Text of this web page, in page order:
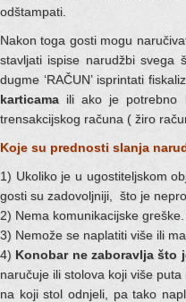
odštampati.
Nakon toga gosti mogu
stavljati ispise narudžbi svega
dugme ‘RAČUN’ isprintati
karticama ili ako je potrebno
trensakcijskog računa ( žiro
Koje su prednosti slanja
1) Ukoliko je u ugostiteljskom
gosti su zadovoljniji, što je
2) Nema komunikacijske
3) Nemože se naplatiti više ili
4) Konobar ne zaboravlja što
naručuje ili stolova koji više
na koji stol odnjeli, pa tako